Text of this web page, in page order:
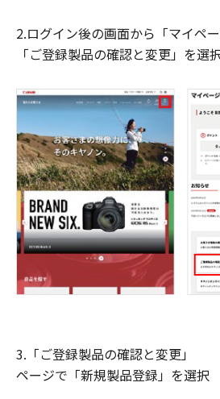
2.ログイン後の画面から「マイペー
「ご登録製品の確認と変更」を選
3.「ご登録製品の確認と変更」
ページで「新規製品登録」を選択